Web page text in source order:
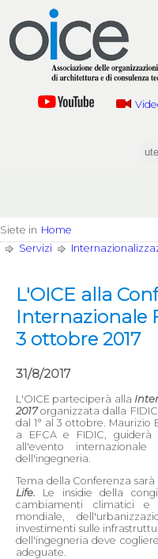
Siete in Home
Servizi
L'OICE alla
Internazionale
3 ottobre 2017
31/8/2017
L'OICE parteciperà alla
2017organizzata dalla
dal 1° al 3 ottobre. Maurizio
a EFCA e FIDIC, guiderà
all'evento
dell'ingegneria.
Tema della Conferenza sarà
Life. Le insidie della
cambiamenti climatici e
mondiale,
investimenti sulle
dell'ingegneria deve
adeguate.